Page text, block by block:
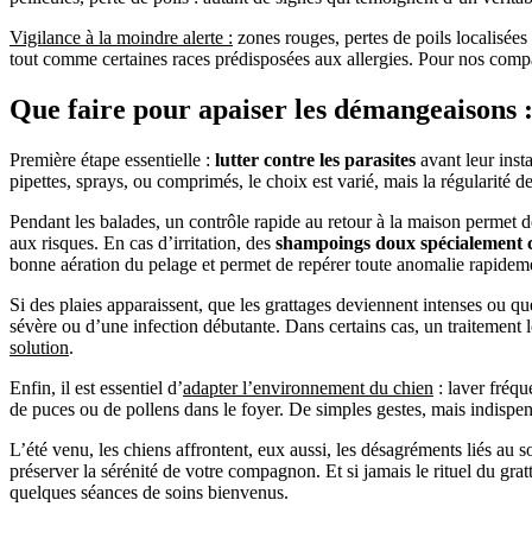
Vigilance à la moindre alerte : zones rouges, pertes de poils
tout comme certaines races prédisposées aux allergies. Pour nos
Que faire pour apaiser les
Première étape essentielle : lutter contre les parasites avant leur
pipettes, sprays, ou comprimés, le choix est varié, mais la régularité
Pendant les balades, un contrôle rapide au retour à la maison permet
aux risques. En cas d’irritation, des shampoings doux
bonne aération du pelage et permet de repérer toute anomalie
Si des plaies apparaissent, que les grattages deviennent intenses ou
sévère ou d’une infection débutante. Dans certains cas, un
solution.
Enfin, il est essentiel d’adapter l’environnement du chien : laver
de puces ou de pollens dans le foyer. De simples gestes, mais
L’été venu, les chiens affrontent, eux aussi, les désagréments liés
préserver la sérénité de votre compagnon. Et si jamais le rituel du
quelques séances de soins bienvenus.